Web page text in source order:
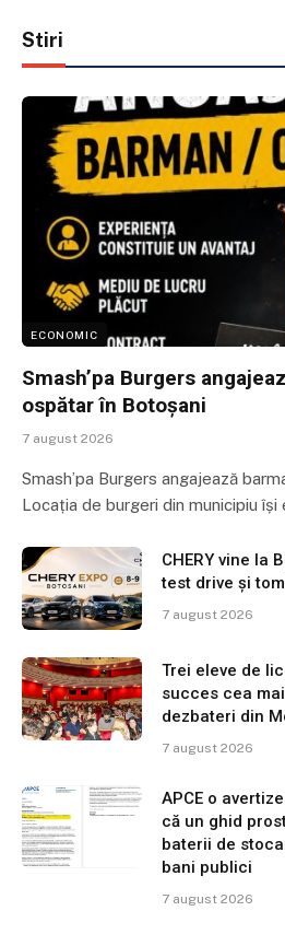
Stiri
ECONOMIC
Smash’pa Burgers
ospătar în Botoșani
7 august 2026
Smash’pa Burgers angajează
Locația de burgeri din municipiu își
CHERY vine la
test drive și
7 august 2026
Trei eleve de
succes cea
dezbateri din
7 august 2026
APCE o
că un ghid
baterii de
bani publici
7 august 2026